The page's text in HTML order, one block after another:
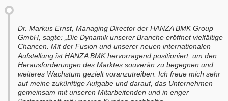
Dr. Markus Ernst, Managing Director der HANZA BMK Group
GmbH, sagte: „Die Dynamik unserer Branche eröffnet vielfältige
Chancen. Mit der Fusion und unserer neuen internationalen
Aufstellung ist HANZA BMK hervorragend positioniert, um den
Herausforderungen des Marktes souverän zu begegnen und
weiteres Wachstum gezielt voranzutreiben. Ich freue mich sehr
auf meine zukünftige Aufgabe und darauf, das Unternehmen
gemeinsam mit unseren Mitarbeitenden und in enger